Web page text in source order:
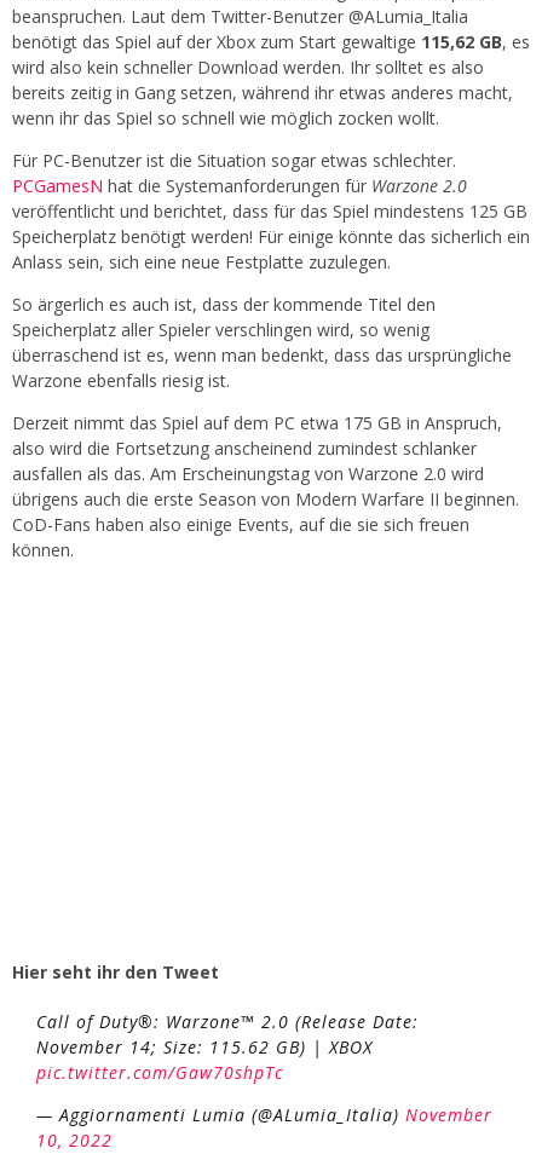
beanspruchen. Laut dem Twitter-Benutzer @ALumia_Italia
benötigt das Spiel auf der Xbox zum Start gewaltige 115,62 GB, es
wird also kein schneller Download werden. Ihr solltet es also
bereits zeitig in Gang setzen, während ihr etwas anderes macht,
wenn ihr das Spiel so schnell wie möglich zocken wollt.
Für PC-Benutzer ist die Situation sogar etwas schlechter.
PCGamesN hat die Systemanforderungen für Warzone 2.0
veröffentlicht und berichtet, dass für das Spiel mindestens 125 GB
Speicherplatz benötigt werden! Für einige könnte das sicherlich ein
Anlass sein, sich eine neue Festplatte zuzulegen.
So ärgerlich es auch ist, dass der kommende Titel den
Speicherplatz aller Spieler verschlingen wird, so wenig
überraschend ist es, wenn man bedenkt, dass das ursprüngliche
Warzone ebenfalls riesig ist.
Derzeit nimmt das Spiel auf dem PC etwa 175 GB in Anspruch,
also wird die Fortsetzung anscheinend zumindest schlanker
ausfallen als das. Am Erscheinungstag von Warzone 2.0 wird
übrigens auch die erste Season von Modern Warfare II beginnen.
CoD-Fans haben also einige Events, auf die sie sich freuen
können.
Hier seht ihr den Tweet
Call of Duty®: Warzone™ 2.0 (Release Date:
November 14; Size: 115.62 GB) | XBOX
pic.twitter.com/Gaw70shpTc
— Aggiornamenti Lumia (@ALumia_Italia) November
10, 2022